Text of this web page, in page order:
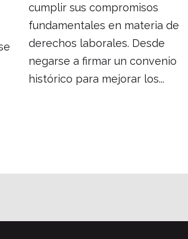
cumplir sus compromisos
fundamentales en materia de
derechos laborales. Desde
negarse a firmar un convenio
histórico para mejorar los...